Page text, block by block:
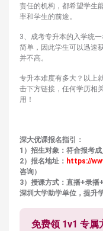
责任的机构，都希望学生
率和学生的前途。
3、成考专升本的入学统
简单，因此学生可以迅速
并不高。
专升本难度有多大？以上
击下方链接，任何学历相
用！
深大优课报名指引：
1）招生对象：符合报考
2）报名地址： https://
咨询）
3）授课方式：直播+录播
深圳大学助学单位，提升
免费领 1v1 专